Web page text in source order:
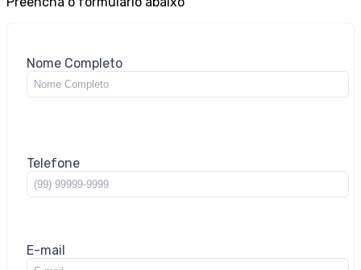
Nome Completo
Telefone
E-mail